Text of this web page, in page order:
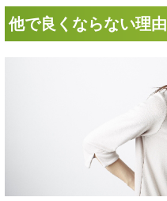
他で良くならない理由